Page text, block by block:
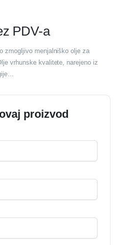
PDV-a
zmogljivo menjalniško olje za
vrhunske kvalitete, narejeno iz
proizvod